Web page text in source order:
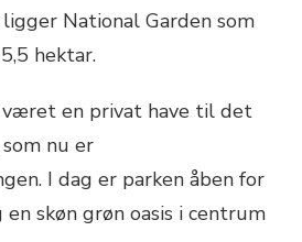
National Garden som
hektar.
været en privat have til det
nu er
I dag er parken åben for
skøn grøn oasis i centrum